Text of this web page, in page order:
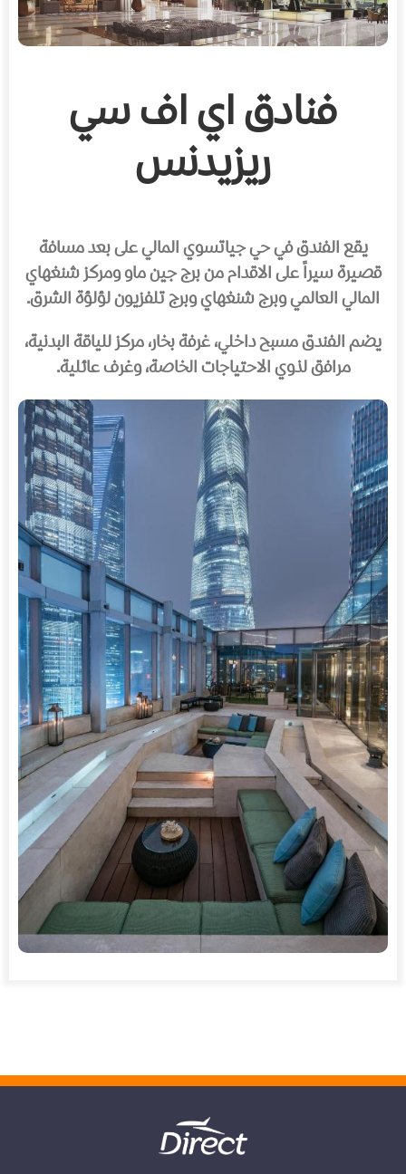
فنادق اي اف سي
ريزيدنس
يقع الفندق في حي جياتسوي المالي على بعد مسافة
قصيرة سيراً على الاقدام من برج جين ماو ومركز شنغهاي
المالي العالمي وبرج شنغهاي وبرج تلفزيون لؤلؤة الشرق.
يضم الفندق مسبح داخلي، غرفة بخار، مركز للياقة البدنية،
مرافق لذوي الاحتياجات الخاصة، وغرف عائلية.